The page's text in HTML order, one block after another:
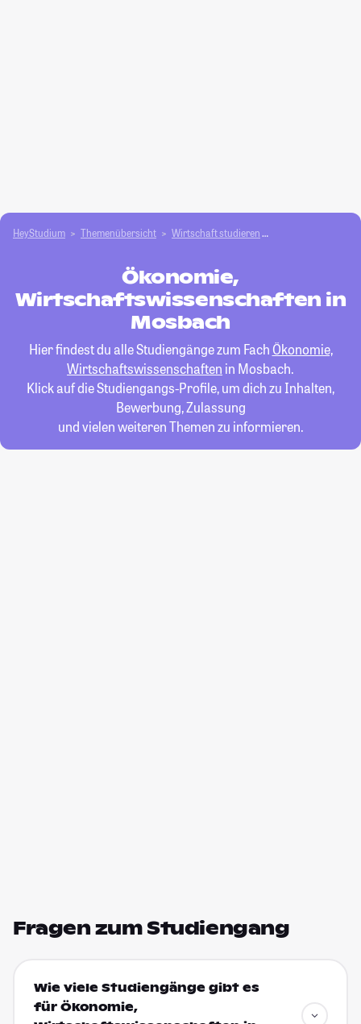
HeyStudium Themenübersicht Wirtschaft studieren
Ökonomie,
Wirtschaftswissenschaften in
Mosbach
Hier findest du alle Studiengänge zum Fach Ökonomie,
Wirtschaftswissenschaften in Mosbach.
Klick auf die Studiengangs-Profile, um dich zu Inhalten,
Bewerbung, Zulassung
und vielen weiteren Themen zu informieren.
Fragen zum Studiengang
Wie viele Studiengänge gibt es
für Ökonomie,